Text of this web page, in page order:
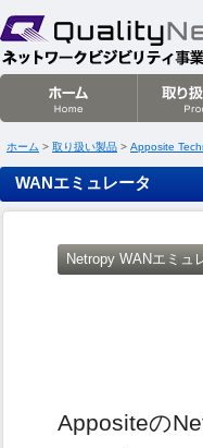
ホーム > 取り扱い製品 > Apposite
WANエミュレータ
Netropy WANエミ
Appositeの